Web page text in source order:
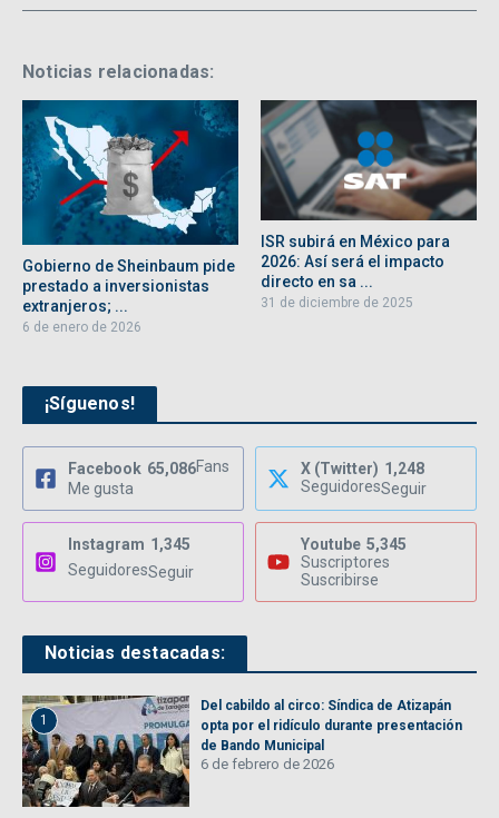
Noticias relacionadas:
Gobierno de Sheinbaum pide
prestado a inversionistas
extranjeros; ...
6 de enero de 2026
ISR subirá en México para
2026: Así será el impacto
directo en sa ...
31 de diciembre de 2025
¡Síguenos!
Facebook 65,086Fans
Me gusta
X (Twitter) 1,248
SeguidoresSeguir
Instagram 1,345
SeguidoresSeguir
Youtube 5,345
Suscriptores
Suscribirse
Noticias destacadas:
1
Del cabildo al circo: Síndica de Atizapán
opta por el ridículo durante presentación
de Bando Municipal
6 de febrero de 2026